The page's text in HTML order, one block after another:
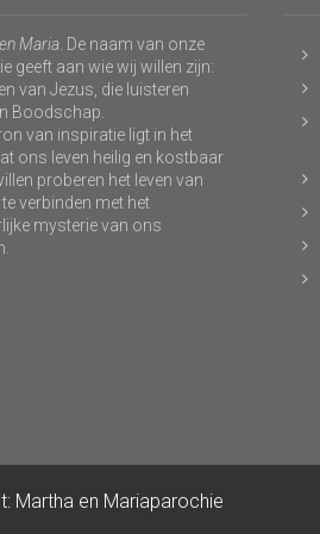
Maria . De naam van onze
geeft aan wie wij willen zijn:
van Jezus, die luisteren
Boodschap.
van inspiratie ligt in het
ons leven heilig en kostbaar
proberen het leven van
verbinden met het
mysterie van ons
Martha en Mariaparochie